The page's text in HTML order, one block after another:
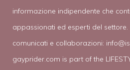
informazione indipendente che
appassionati ed esperti del settore.
comunicati e collaborazioni:
gayprider.com is part of the